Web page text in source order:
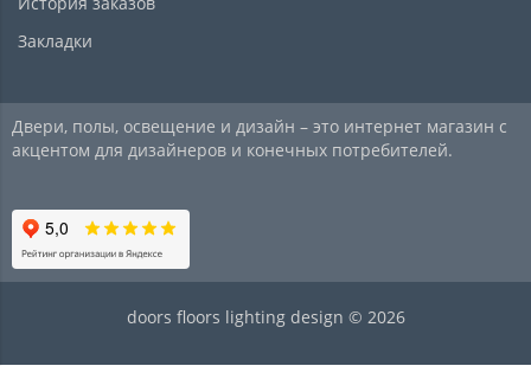
Закладки
Двери, полы, освещение и дизайн – это интернет магазин с
акцентом для дизайнеров и конечных потребителей.
doors floors lighting design © 2026